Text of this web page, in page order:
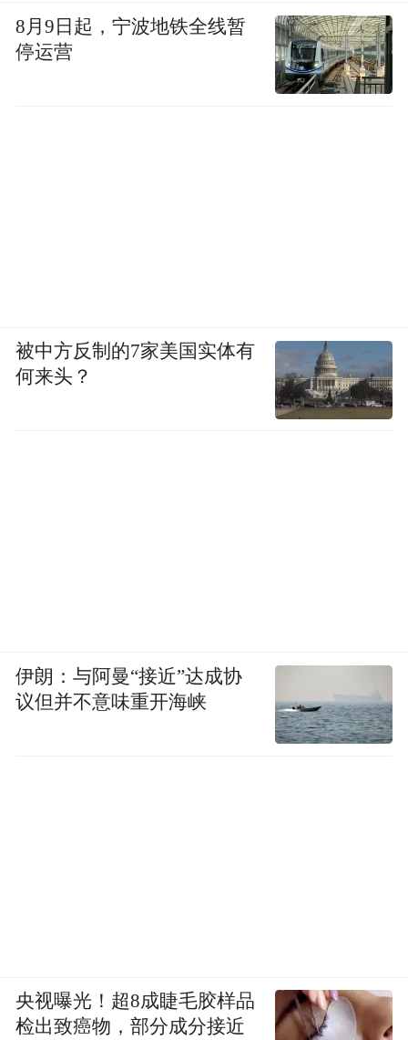
8月9日起，宁波地铁全线暂
停运营
被中方反制的7家美国实体有
何来头？
伊朗：与阿曼“接近”达成协
议但并不意味重开海峡
央视曝光！超8成睫毛胶样品
检出致癌物，部分成分接近